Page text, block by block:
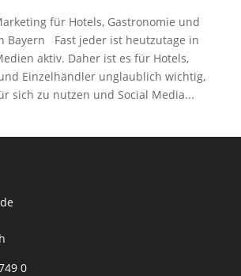
für Hotels, Gastronomie und
Bayern Fast jeder ist heutzutage in
aktiv. Daher ist es für Hotels,
Einzelhändler unglaublich wichtig,
sich zu nutzen und Social Media...
0